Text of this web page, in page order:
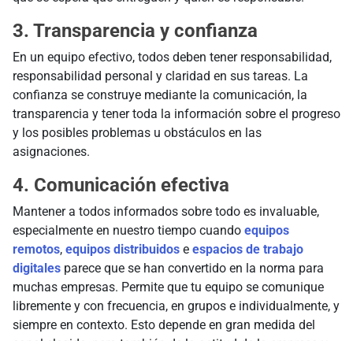
3. Transparencia y confianza
En un equipo efectivo, todos deben tener responsabilidad,
responsabilidad personal y claridad en sus tareas. La
confianza se construye mediante la comunicación, la
transparencia y tener toda la información sobre el progreso
y los posibles problemas u obstáculos en las
asignaciones.
4. Comunicación efectiva
Mantener a todos informados sobre todo es invaluable,
especialmente en nuestro tiempo cuando equipos
remotos, equipos distribuidos e espacios de trabajo
digitales parece que se han convertido en la norma para
muchas empresas. Permite que tu equipo se comunique
libremente y con frecuencia, en grupos e individualmente, y
siempre en contexto. Esto depende en gran medida del